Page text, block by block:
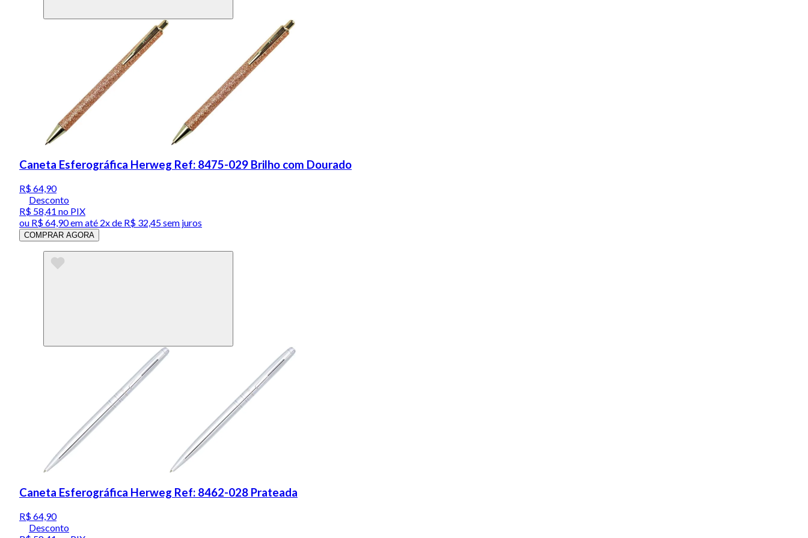
Caneta Esferográfica Herweg Ref: 8475-029 Brilho com Dourado
R$ 64,90
Desconto
R$ 58,41 no PIX
ou R$ 64,90em até 2x de R$ 32,45 sem juros
COMPRAR AGORA
Caneta Esferográfica Herweg Ref: 8462-028 Prateada
R$ 64,90
Desconto